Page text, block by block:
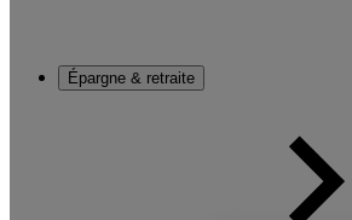
Épargne & retraite